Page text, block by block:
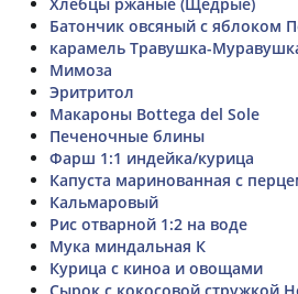
Батончик овсяный с яблоком
карамель Травушка-
Мимоза
Эритритол
Макароны Bottega del Sole
Печеночные блины
Фарш 1:1 индейка/курица
Капуста маринованная с
Кальмаровый
Рис отварной 1:2 на воде
Мука миндальная К
Курица с киноа и овощами